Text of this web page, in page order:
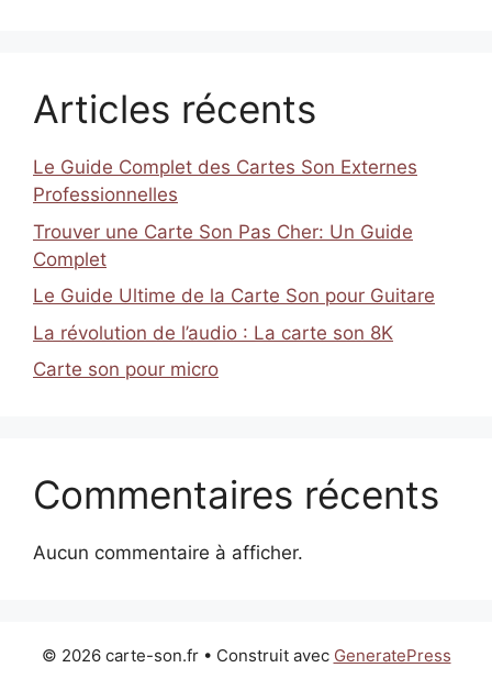
Articles récents
Le Guide Complet des Cartes Son Externes
Professionnelles
Trouver une Carte Son Pas Cher: Un Guide
Complet
Le Guide Ultime de la Carte Son pour Guitare
La révolution de l’audio : La carte son 8K
Carte son pour micro
Commentaires récents
Aucun commentaire à afficher.
© 2026 carte-son.fr• Construit avec GeneratePress